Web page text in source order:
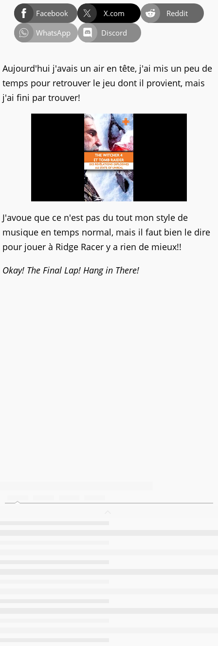
Facebook X.com
Reddit
WhatsApp
Discord
Aujourd'hui j'avais un air en tête, j'ai mis un peu de
temps pour retrouver le jeu dont il provient, mais
j'ai fini par trouver!
J'avoue que ce n'est pas du tout mon style de
musique en temps normal, mais il faut bien le dire
pour jouer à Ridge Racer y a rien de mieux!!
Okay! The Final Lap! Hang in There!